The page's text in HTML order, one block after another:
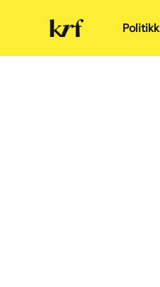
Kristelig
Folkeparti Politikk